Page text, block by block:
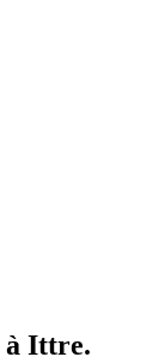
à Ittre.